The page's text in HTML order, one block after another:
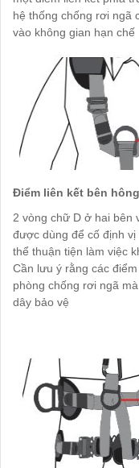
hệ thống chống rơi ngã
vào không gian hạn chế
Điểm liên kết bên hông
2 vòng chữ D ở hai bên
được dùng để cố định
thể thuận tiện làm việc
Cần lưu ý rằng các
phòng chống rơi ngã
dây bảo vệ